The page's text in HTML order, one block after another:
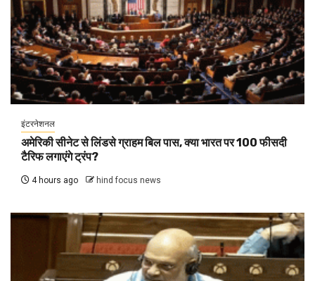
इंटरनेशनल
अमेरिकी सीनेट से लिंडसे ग्राहम बिल पास, क्या भारत पर 100 फीसदी
टैरिफ लगाएंगे ट्रंप?
4 hours ago hind focus news